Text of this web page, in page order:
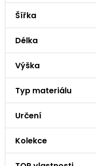
Šířka
Délka
Výška
Typ materiálu
Určení
Kolekce